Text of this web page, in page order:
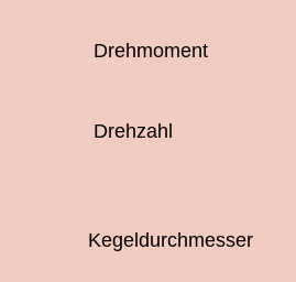
Drehmoment
Drehzahl
Kegeldurchmesser